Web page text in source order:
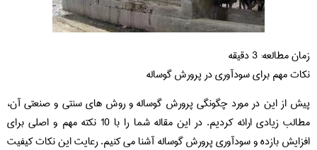
زمان مطالعه:3دقیقه
نکات مهم برای سودآوری در پرورش گوساله
پیش از این در مورد چگونگی پرورش گوساله و روش های سنتی و صنعتی آن،
مطالب زیادی ارائه کردیم. در این مقاله شما را با 10 نکته مهم و اصلی برای
افزایش بازده و سودآوری پرورش گوساله آشنا می کنیم. رعایت این نکات کیفیت